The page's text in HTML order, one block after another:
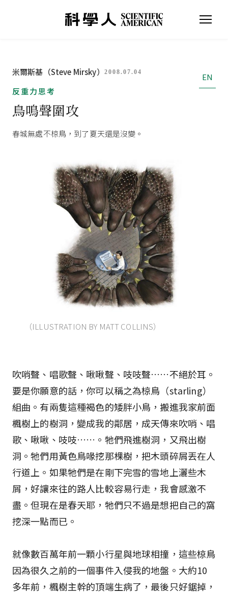
米爾斯基（Steve Mirsky） 2008.07.04
EN
反重力思考
鳥鳴聲圍攻
春城無處不椋鳥，到了夏天還是沒變。
（ILLUSTRATION BY MATT COLLINS）
吹哨聲、唱歌聲、啾啾聲、吱吱聲……不絕於耳。
要是你願意的話，你可以稱之為椋鳥（starling）
組曲。有兩隻這種褐色的矮胖小鳥，搬進我家前面
楓樹上的樹洞，變成我的鄰居，成天傳來吹哨、唱
歌、啾啾、吱吱……。牠們飛進樹洞，又飛出樹
洞。牠們用黃色鳥喙挖那棵樹，把木頭碎屑丟在人
行道上。如果牠們是在剛下完雪的雪地上灑些木
屑，好讓來往的路人比較容易行走，我會感激不
盡。但現在是春天耶，牠們只不過是想把自己的窩
挖深一點而已。
就像數百萬年前一顆小行星與地球相撞，這些椋鳥
因為很久之前的一個事件入侵我的地盤。大約10
多年前，楓樹主幹的頂端生病了，最後只好鋸掉，